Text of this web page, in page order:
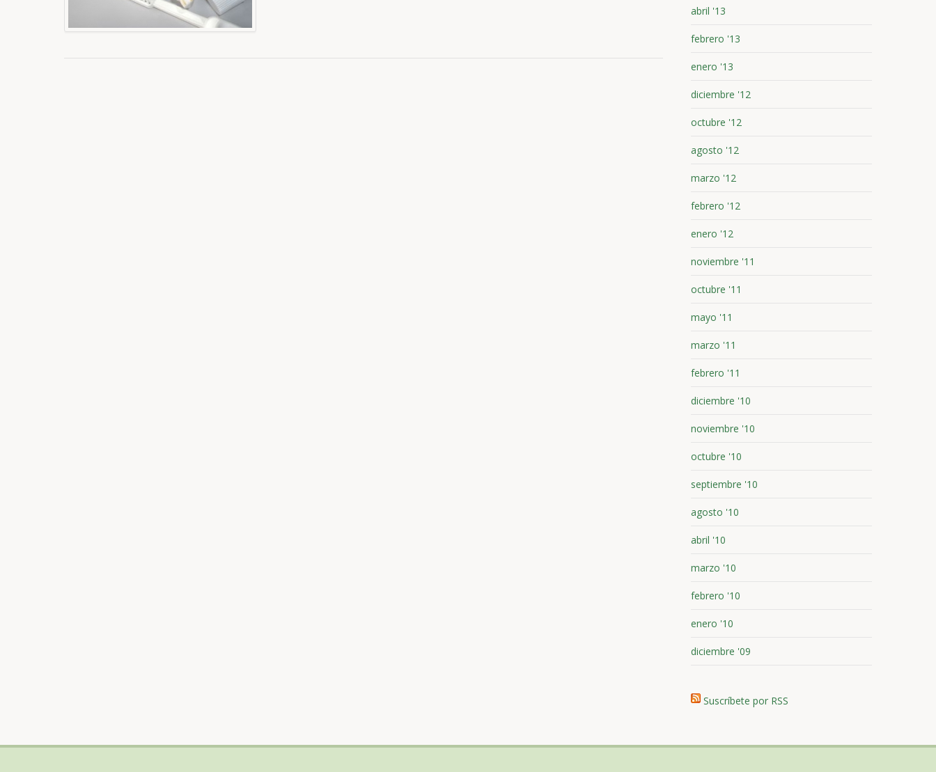
abril '13
febrero '13
enero '13
diciembre '12
octubre '12
agosto '12
marzo '12
febrero '12
enero '12
noviembre '11
octubre '11
mayo '11
marzo '11
febrero '11
diciembre '10
noviembre '10
octubre '10
septiembre '10
agosto '10
abril '10
marzo '10
febrero '10
enero '10
diciembre '09
Suscríbete por RSS